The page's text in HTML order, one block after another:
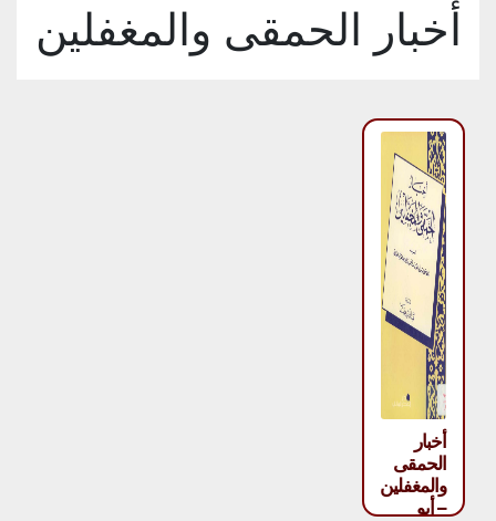
أخبار الحمقى والمغفلين
أخبار
الحمقى
والمغفلين
– أبو